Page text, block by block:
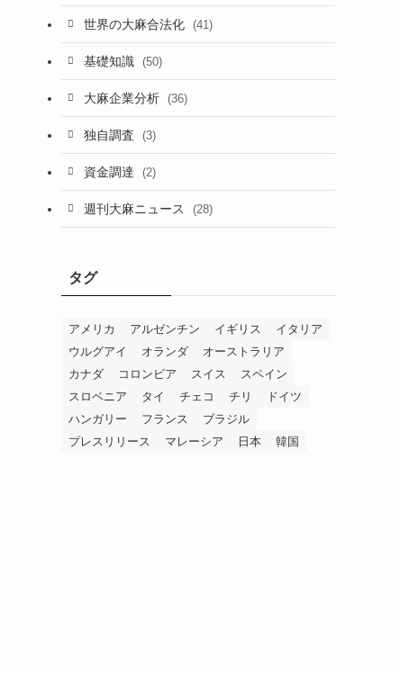
世界の大麻合法化 (41)
基礎知識 (50)
大麻企業分析 (36)
独自調査 (3)
資金調達 (2)
週刊大麻ニュース (28)
タグ
アメリカ アルゼンチン イギリス
イタリア
ウルグアイ
オランダ
オーストラリア
カナダ
コロンビア スイス
スペイン
スロベニア
タイ チェコ チリ
ドイツ
ハンガリー
フランス
ブラジル
プレスリリース
マレーシア 日本 韓国